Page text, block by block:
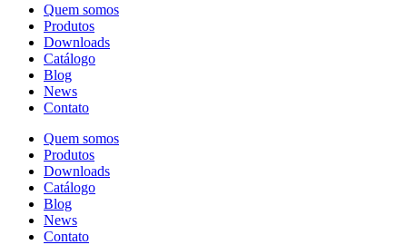
Quem somos
Produtos
Downloads
Catálogo
Blog
News
Contato
Quem somos
Produtos
Downloads
Catálogo
Blog
News
Contato